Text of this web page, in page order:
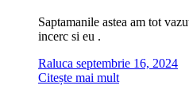
Saptamanile astea am tot
incerc si eu .
Raluca septembrie 16, 2024
Citește mai mult